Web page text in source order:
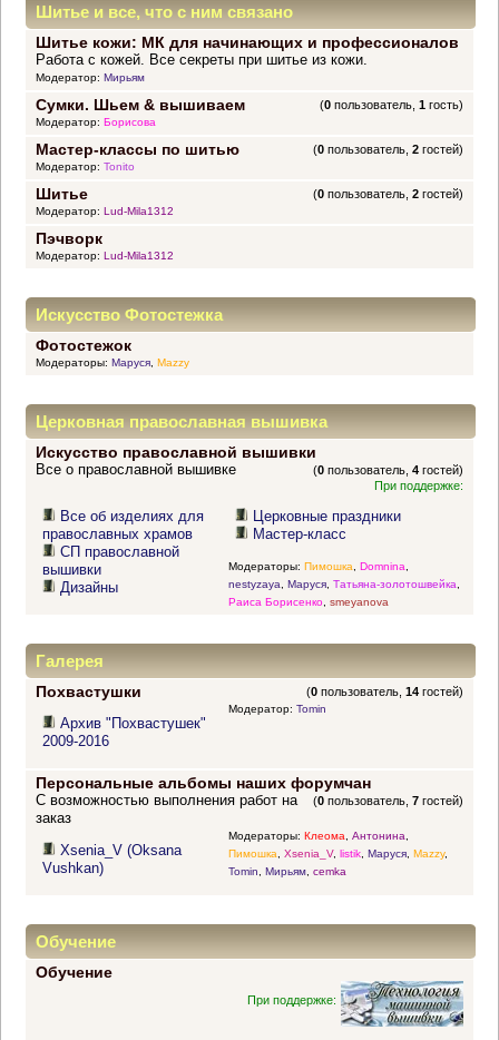
Шитье и все, что с ним связано
Шитье кожи: МК для начинающих и профессионалов
Работа с кожей. Все секреты при шитье из кожи.
Модератор: Мирьям
Сумки. Шьем & вышиваем (0 пользователь,1 гость)
Модератор: Борисова
Мастер-классы по шитью (0 пользователь,2 гостей)
Модератор: Tonito
Шитье (0 пользователь,2 гостей)
Модератор: Lud-Mila1312
Пэчворк
Модератор: Lud-Mila1312
Искусство Фотостежка
Фотостежок
Модераторы: Маруся, Mazzy
Церковная православная вышивка
Искусство православной вышивки
(0 пользователь,4 гостей)
Все о православной вышивке
При поддержке:
Все об изделиях для
православных храмов
СП православной
вышивки
Дизайны
Церковные праздники
Мастер-класс
Модераторы: Пимошка Domnina
nestyzaya
Маруся, Татьяна-золотошвейка
Раиса Борисенко, smeyanova
Галерея
Похвастушки (0 пользователь,14 гостей)
Архив "Похвастушек"
2009-2016
Модератор: Tomin
Персональные альбомы наших форумчан
(0 пользователь,7 гостей)
С возможностью выполнения работ на
заказ
Xsenia_V (Oksana
Vushkan)
Модераторы: Клеома, Антонина,
Пимошка, Xsenia_V, listik, Маруся, Mazzy,
Tomin, Мирьям, cemka
Обучение
Обучение
При поддержке: